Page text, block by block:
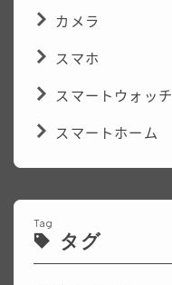
カメラ
スマホ
スマートウォッチ
スマートホーム
Tag
タグ